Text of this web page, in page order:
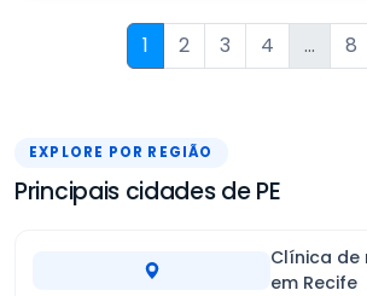
1 2 3 4 ... 8
EXPLORE POR REGIÃO
Principais cidades de PE
Clínica
em Recife